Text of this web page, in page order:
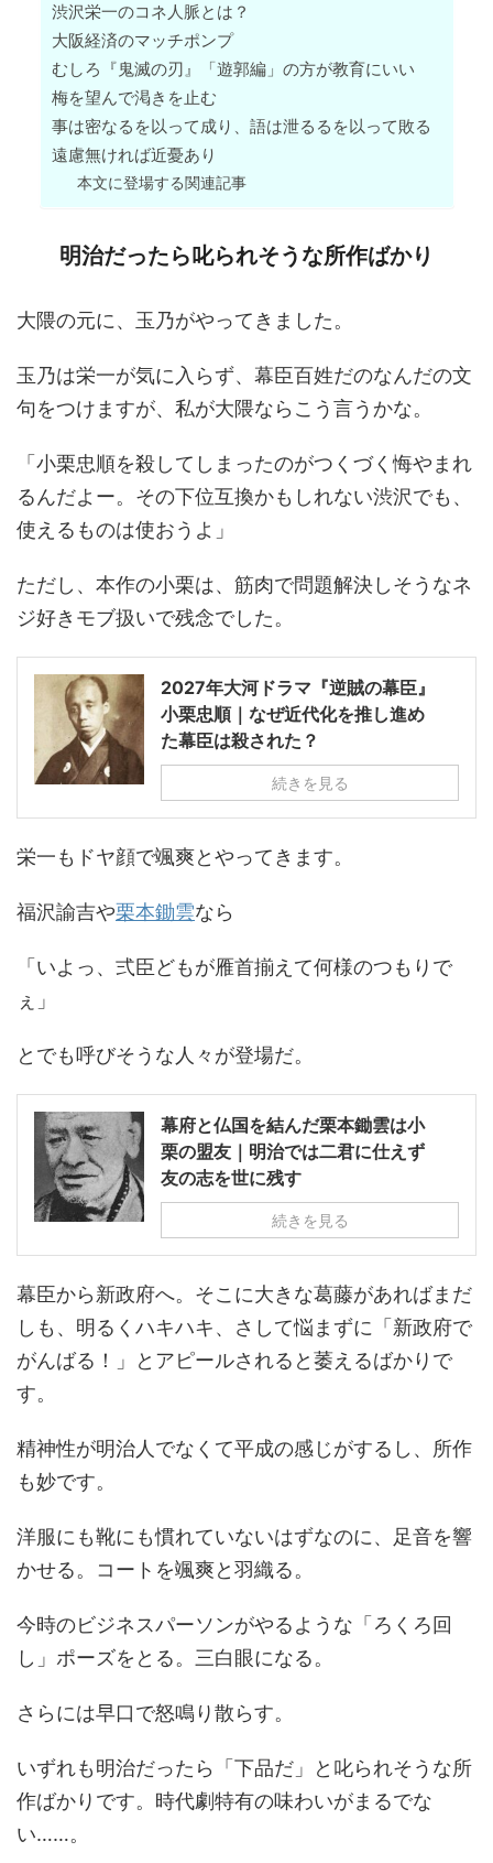
渋沢栄一のコネ人脈とは？
大阪経済のマッチポンプ
むしろ『鬼滅の刃』「遊郭編」の方が教育にいい
梅を望んで渇きを止む
事は密なるを以って成り、語は泄るるを以って敗る
遠慮無ければ近憂あり
本文に登場する関連記事
明治だったら叱られそうな所作ばかり
大隈の元に、玉乃がやってきました。
玉乃は栄一が気に入らず、幕臣百姓だのなんだの文
句をつけますが、私が大隈ならこう言うかな。
「小栗忠順を殺してしまったのがつくづく悔やまれ
るんだよー。その下位互換かもしれない渋沢でも、
使えるものは使おうよ」
ただし、本作の小栗は、筋肉で問題解決しそうなネ
ジ好きモブ扱いで残念でした。
2027年大河ドラマ『逆賊の幕臣』
小栗忠順｜なぜ近代化を推し進め
た幕臣は殺された？
続きを見る
栄一もドヤ顔で颯爽とやってきます。
福沢諭吉や栗本鋤雲なら
「いよっ、弍臣どもが雁首揃えて何様のつもりで
ぇ」
とでも呼びそうな人々が登場だ。
幕府と仏国を結んだ栗本鋤雲は小
栗の盟友｜明治では二君に仕えず
友の志を世に残す
続きを見る
幕臣から新政府へ。そこに大きな葛藤があればまだ
しも、明るくハキハキ、さして悩まずに「新政府で
がんばる！」とアピールされると萎えるばかりで
す。
精神性が明治人でなくて平成の感じがするし、所作
も妙です。
洋服にも靴にも慣れていないはずなのに、足音を響
かせる。コートを颯爽と羽織る。
今時のビジネスパーソンがやるような「ろくろ回
し」ポーズをとる。三白眼になる。
さらには早口で怒鳴り散らす。
いずれも明治だったら「下品だ」と叱られそうな所
作ばかりです。時代劇特有の味わいがまるでな
い……。